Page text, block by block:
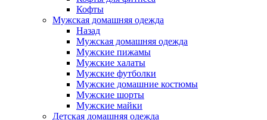
Кофты
Мужская домашняя одежда
Назад
Мужская домашняя одежда
Мужские пижамы
Мужские халаты
Мужские футболки
Мужские домашние костюмы
Мужские шорты
Мужские майки
Детская домашняя одежда